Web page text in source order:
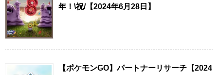
年！\祝/【2024年6月28日】
【ポケモンGO】パートナーリサーチ【2024